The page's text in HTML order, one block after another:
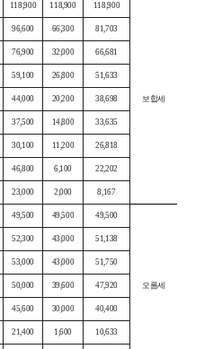
118,900 118,900 118,900
보합세
96,600 66,300 81,703
76,900 32,000 66,681
59,100 26,800 51,633
44,000 20,200 38,698
37,500 14,800 33,635
30,100 11,200 26,818
46,800 6,100 22,202
23,000 2,000 8,167
49,500 49,500 49,500
오름세
52,300 43,000 51,138
53,000 43,000 51,750
50,000 39,600 47,920
45,600 30,000 40,400
21,400 1,600 10,633